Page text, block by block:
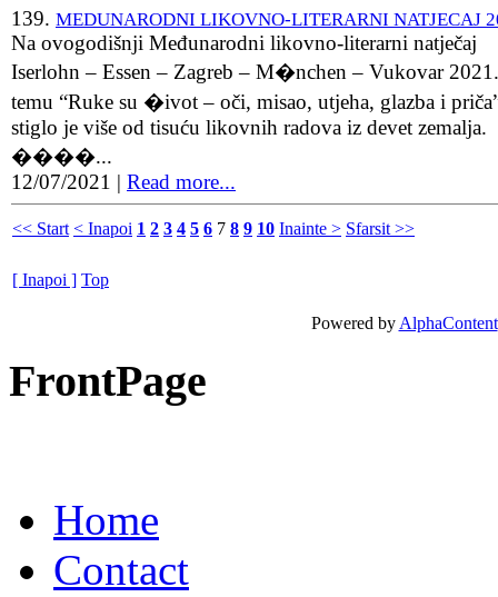
139. MEDUNARODNI LIKOVNO-LITERARNI NATJECAJ
Na ovogodišnji Međunarodni likovno-literarni natječaj
Iserlohn – Essen – Zagreb – M�nchen – Vukovar
temu “Ruke su �ivot – oči, misao, utjeha, glazba i
stiglo je više od tisuću likovnih radova iz devet zemalja.
����...
12/07/2021 | Read more...
<< Start < Inapoi 1 2 3 4 5 6 7 8 9 10 Inainte > Sfarsit >>
[ Inapoi ] Top
Powered by AlphaContent
FrontPage
Home
Contact